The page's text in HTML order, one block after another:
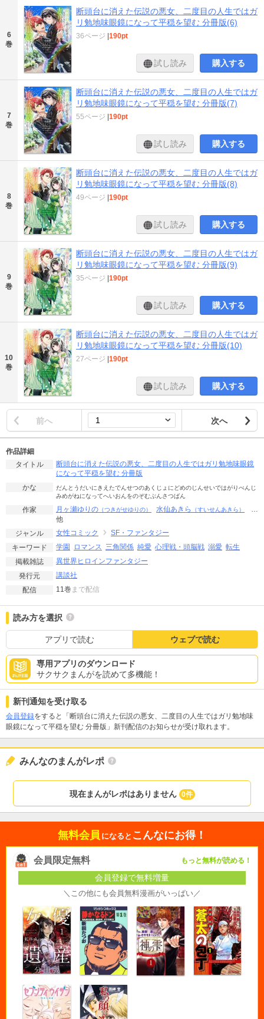
6
巻
断頭台に消えた伝説の悪女、二度目の人生ではガ
リ勉地味眼鏡になって平穏を望む 分冊版(6)
36ページ |190pt
試し読み 購入する
7
巻
断頭台に消えた伝説の悪女、二度目の人生ではガ
リ勉地味眼鏡になって平穏を望む 分冊版(7)
55ページ |190pt
試し読み 購入する
8
巻
断頭台に消えた伝説の悪女、二度目の人生ではガ
リ勉地味眼鏡になって平穏を望む 分冊版(8)
49ページ |190pt
試し読み 購入する
9
巻
断頭台に消えた伝説の悪女、二度目の人生ではガ
リ勉地味眼鏡になって平穏を望む 分冊版(9)
35ページ |190pt
試し読み 購入する
10
巻
断頭台に消えた伝説の悪女、二度目の人生ではガ
リ勉地味眼鏡になって平穏を望む 分冊版(10)
27ページ |190pt
試し読み 購入する
前へ 次へ
作品詳細
タイトル
断頭台に消えた伝説の悪女、二度目の人生ではガリ勉地味眼鏡
になって平穏を望む 分冊版
かな
だんとうだいにきえたでんせつのあくじょにどめのじんせいではがりべんじ
みめがねになってへいおんをのぞむぶんさつばん
作家 月ヶ瀬ゆりの （つきがせゆりの） 水仙あきら （すいせんあきら）
…
他
ジャンル
女性コミック
SF・ファンタジー
キーワード
学園 ロマンス 三角関係 純愛 心理戦・頭脳戦 溺愛 転生
掲載雑誌
異世界ヒロインファンタジー
発行元
講談社
配信
11巻 まで配信
読み方を選択
アプリで読む ウェブで読む
専用アプリのダウンロード
サクサクまんがを読めて多機能！
新刊通知を受け取る
会員登録をすると「断頭台に消えた伝説の悪女、二度目の人生ではガリ勉地味
眼鏡になって平穏を望む 分冊版」新刊配信のお知らせが受け取れます。
みんなのまんがレポ
現在まんがレポはありません 0件
無料会員 になると こんなにお得！
会員限定無料 もっと無料が読める！
会員登録で無料増量
＼この他にも会員無料漫画がいっぱい／